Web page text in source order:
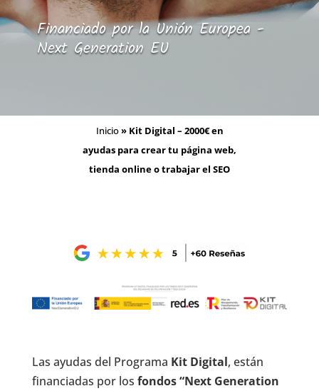
Financiado por la Unión Europea -
Next Generation EU
Inicio» Kit Digital – 2000€ en
ayudas para crear tu página web,
tienda online o trabajar el SEO
Las ayudas del Programa Kit Digital, están
financiadas por los fondos “Next Generation